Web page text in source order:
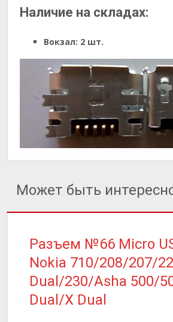
Наличие на складах:
Вокзал: 2 шт.
Может быть
Разъем №66 Micro
Nokia 710/208/207/
Dual/230/Asha 500/
Dual/X Dual